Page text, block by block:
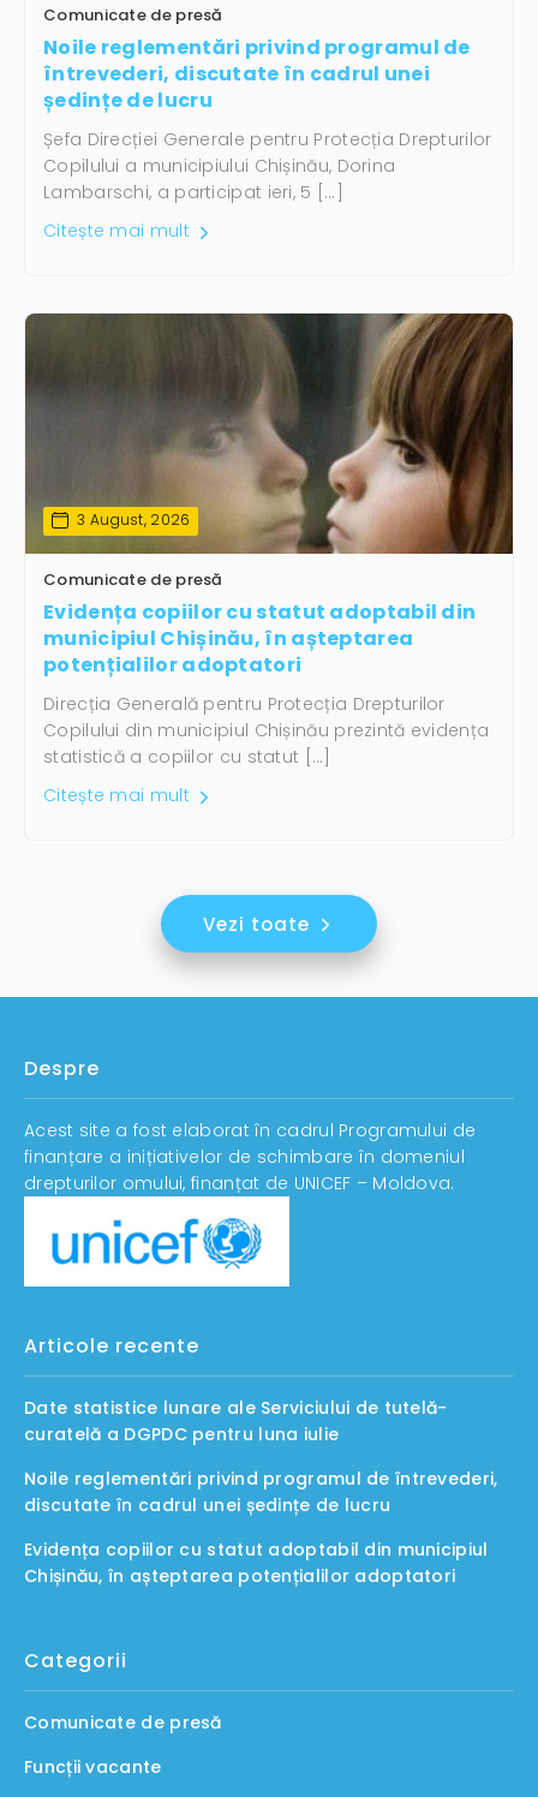
Comunicate de presă
Noile reglementări privind programul de
întrevederi, discutate în cadrul unei
ședințe de lucru
Șefa Direcției Generale pentru Protecția Drepturilor
Copilului a municipiului Chișinău, Dorina
Lambarschi, a participat ieri, 5 […]
Citește mai mult
3 August, 2026
Comunicate de presă
Evidența copiilor cu statut adoptabil din
municipiul Chișinău, în așteptarea
potențialilor adoptatori
Direcția Generală pentru Protecția Drepturilor
Copilului din municipiul Chișinău prezintă evidența
statistică a copiilor cu statut […]
Citește mai mult
Vezi toate
Despre
Acest site a fost elaborat în cadrul Programului de
finanțare a inițiativelor de schimbare în domeniul
drepturilor omului, finanțat de UNICEF – Moldova.
Articole recente
Date statistice lunare ale Serviciului de tutelă-
curatelă a DGPDC pentru luna iulie
Noile reglementări privind programul de întrevederi,
discutate în cadrul unei ședințe de lucru
Evidența copiilor cu statut adoptabil din municipiul
Chișinău, în așteptarea potențialilor adoptatori
Categorii
Comunicate de presă
Funcții vacante